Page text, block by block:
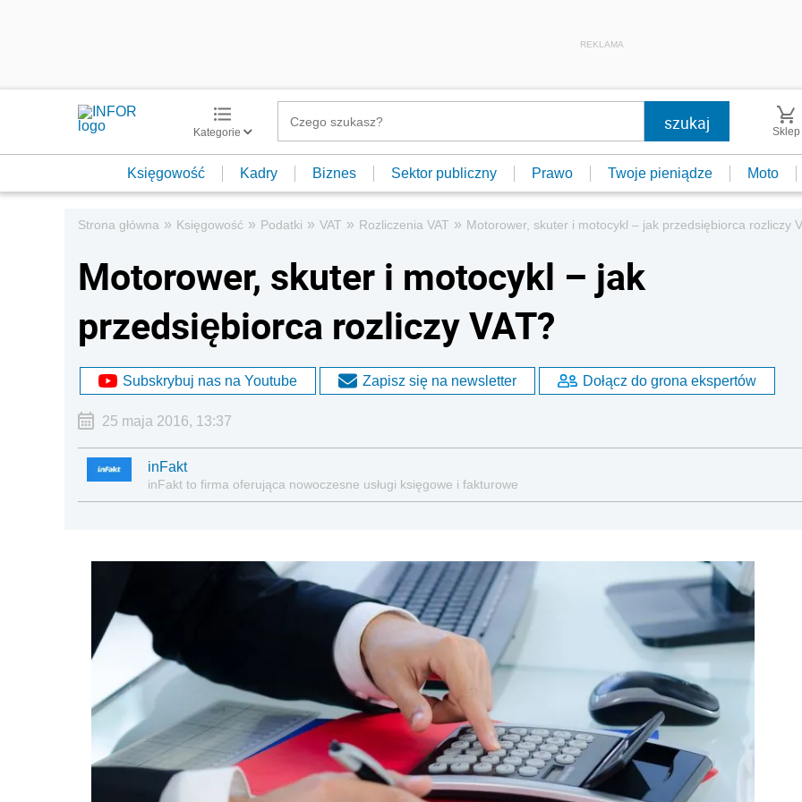
REKLAMA
Kategorie Sklep
Księgowość Kadry Biznes Sektor publiczny Prawo Twoje pieniądze Moto
Strona główna » Księgowość » Podatki » VAT » Rozliczenia VAT » Motorower, skuter i motocykl – jak przedsiębiorca rozliczy
Motorower, skuter i motocykl – jak
przedsiębiorca rozliczy VAT?
Subskrybuj nas na Youtube Zapisz się na newsletter Dołącz do grona ekspertów
25 maja 2016, 13:37
inFakt
inFakt to firma oferująca nowoczesne usługi księgowe i fakturowe